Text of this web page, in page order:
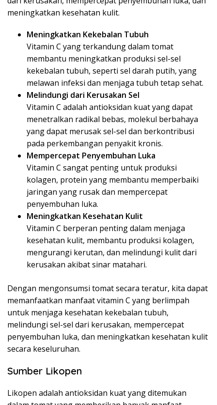
meningkatkan kesehatan kulit.
Meningkatkan Kekebalan Tubuh
Vitamin C yang terkandung dalam tomat
membantu meningkatkan produksi sel-sel
kekebalan tubuh, seperti sel darah putih, yang
melawan infeksi dan menjaga tubuh tetap sehat.
Melindungi dari Kerusakan Sel
Vitamin C adalah antioksidan kuat yang dapat
menetralkan radikal bebas, molekul berbahaya
yang dapat merusak sel-sel dan berkontribusi
pada perkembangan penyakit kronis.
Mempercepat Penyembuhan Luka
Vitamin C sangat penting untuk produksi
kolagen, protein yang membantu memperbaiki
jaringan yang rusak dan mempercepat
penyembuhan luka.
Meningkatkan Kesehatan Kulit
Vitamin C berperan penting dalam menjaga
kesehatan kulit, membantu produksi kolagen,
mengurangi kerutan, dan melindungi kulit dari
kerusakan akibat sinar matahari.
Dengan mengonsumsi tomat secara teratur, kita dapat
memanfaatkan manfaat vitamin C yang berlimpah
untuk menjaga kesehatan kekebalan tubuh,
melindungi sel-sel dari kerusakan, mempercepat
penyembuhan luka, dan meningkatkan kesehatan kulit
secara keseluruhan.
Sumber Likopen
Likopen adalah antioksidan kuat yang ditemukan